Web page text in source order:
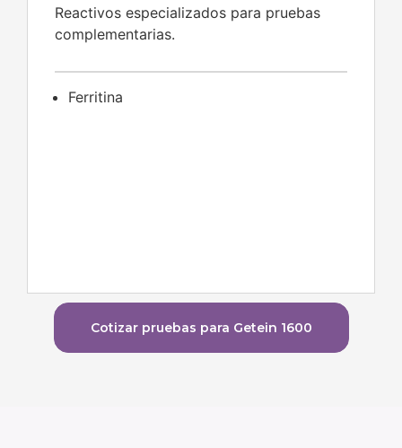
Reactivos especializados para pruebas
complementarias.
Ferritina
Cotizar pruebas para Getein 1600